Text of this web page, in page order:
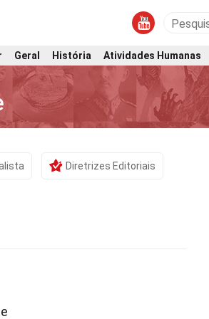
Geral História Atividades Humanas
Diretrizes Editoriais